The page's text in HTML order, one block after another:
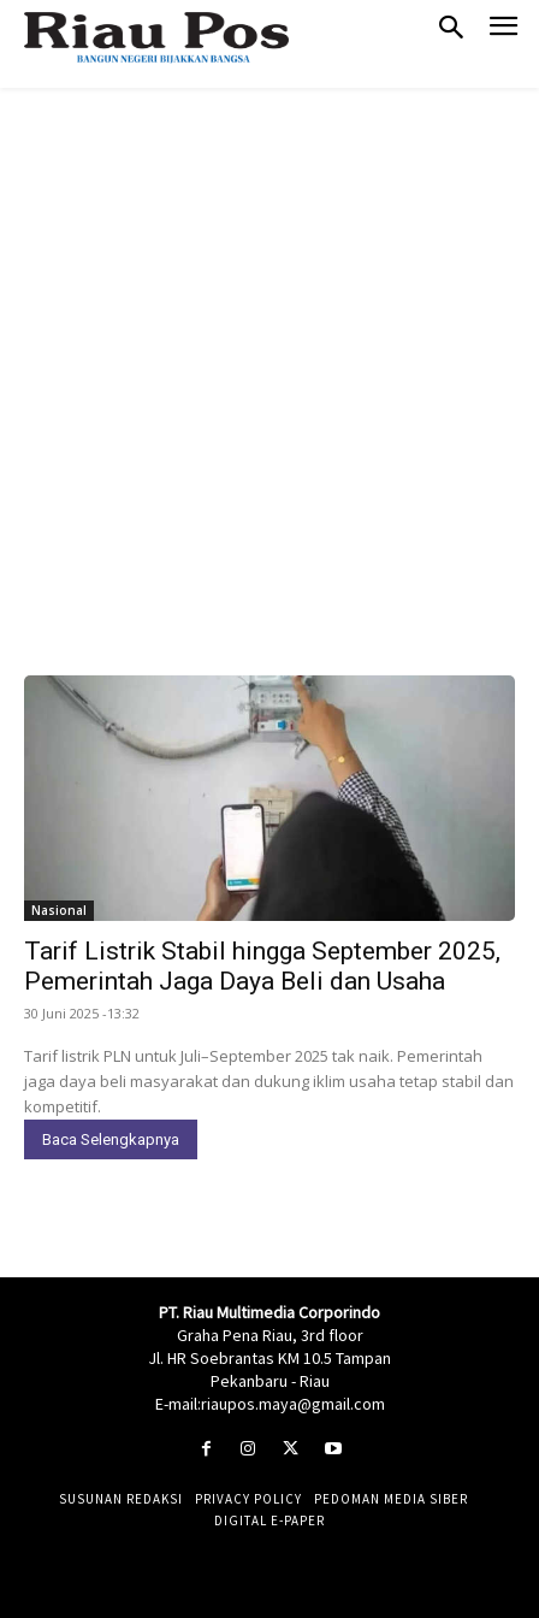
Nasional
Tarif Listrik Stabil hingga September 2025,
Pemerintah Jaga Daya Beli dan Usaha
30 Juni 2025 -13:32
Tarif listrik PLN untuk Juli–September 2025 tak naik. Pemerintah
jaga daya beli masyarakat dan dukung iklim usaha tetap stabil dan
kompetitif.
Baca Selengkapnya
PT. Riau Multimedia Corporindo
Graha Pena Riau, 3rd floor
Jl. HR Soebrantas KM 10.5 Tampan
Pekanbaru - Riau
E-mail:riaupos.maya@gmail.com
SUSUNAN REDAKSI PRIVACY POLICY
PEDOMAN MEDIA SIBER
DIGITAL E-PAPER